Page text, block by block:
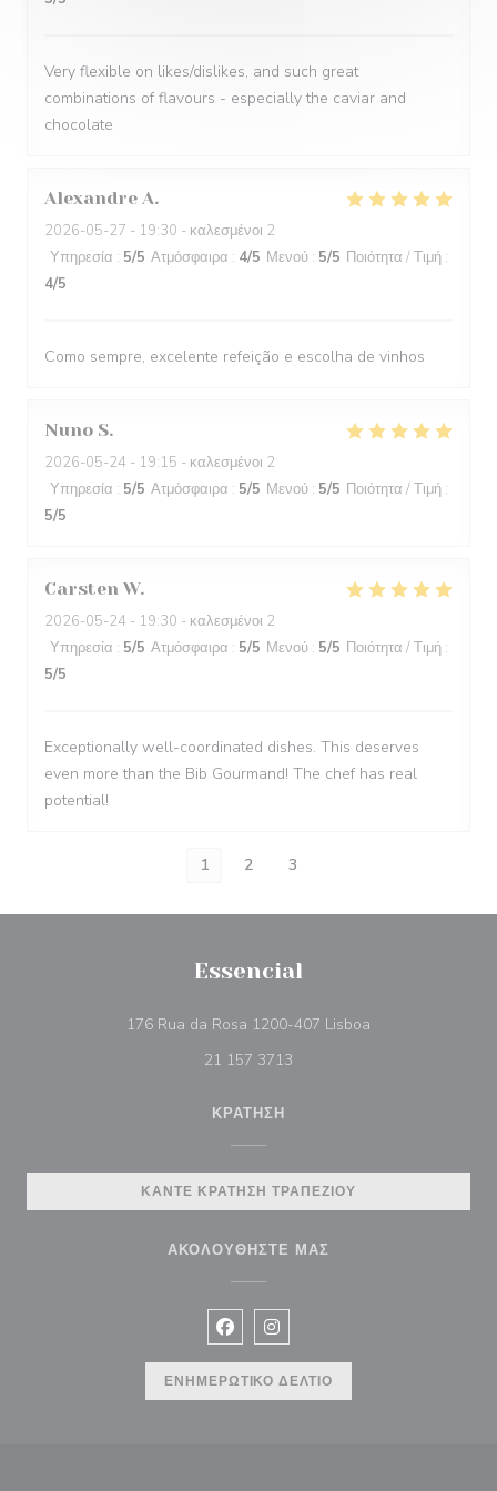
Very flexible on likes/dislikes, and such great
combinations of flavours - especially the caviar and
chocolate
Alexandre A
2026-05-27 - 19:30 - καλεσμένοι 2
Υπηρεσία : 5/5 Ατμόσφαιρα : 4/5 Μενού : 5/5 Ποιότητα / Τιμή :
4/5
Como sempre, excelente refeição e escolha de vinhos
Nuno S
2026-05-24 - 19:15 - καλεσμένοι 2
Υπηρεσία : 5/5 Ατμόσφαιρα : 5/5 Μενού : 5/5 Ποιότητα / Τιμή :
5/5
Carsten W
2026-05-24 - 19:30 - καλεσμένοι 2
Υπηρεσία : 5/5 Ατμόσφαιρα : 5/5 Μενού : 5/5 Ποιότητα / Τιμή :
5/5
Exceptionally well-coordinated dishes. This deserves
even more than the Bib Gourmand! The chef has real
potential!
1 2 3
Essencial
176 Rua da Rosa 1200-407 Lisboa
21 157 3713
ΚΡΆΤΗΣΗ
ΚΆΝΤΕ ΚΡΆΤΗΣΗ ΤΡΑΠΕΖΙΟΎ
ΑΚΟΛΟΥΘΉΣΤΕ ΜΑΣ
Facebook ((ανοίγει σε νέο
Instagram ((ανοίγει σε νέο
ΕΝΗΜΕΡΩΤΙΚΌ ΔΕΛΤΊΟ